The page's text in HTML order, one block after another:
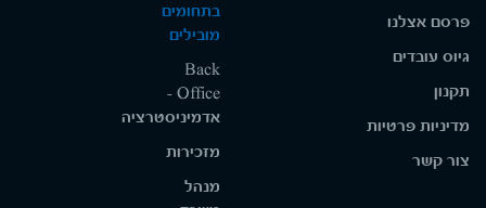
פרסם אצלנו
גיוס עובדים
תקנון
מדיניות פרטיות
צור קשר
בתחומים
מובילים
Back
Office -
אדמיניסטרציה
מזכירות
מנהל